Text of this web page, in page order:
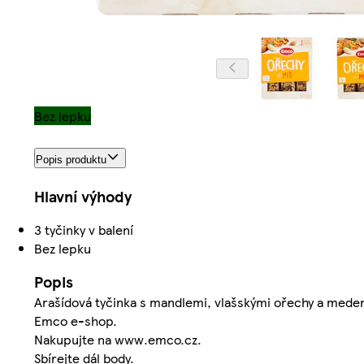
Bez lepku
Popis produktu
Hlavní výhody
3 tyčinky v balení
Bez lepku
Popis
Arašídová tyčinka s mandlemi, vlašskými ořechy a
Emco e-shop.
Nakupujte na www.emco.cz.
Sbírejte dál body.